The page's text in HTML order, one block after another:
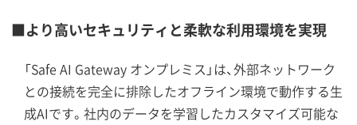
■より高いセキュリティと柔軟な利用環境を実現
「Safe AI Gateway オンプレミス」は、外部ネットワーク
との接続を完全に排除したオフライン環境で動作する生
成AIです。社内のデータを学習したカスタマイズ可能な